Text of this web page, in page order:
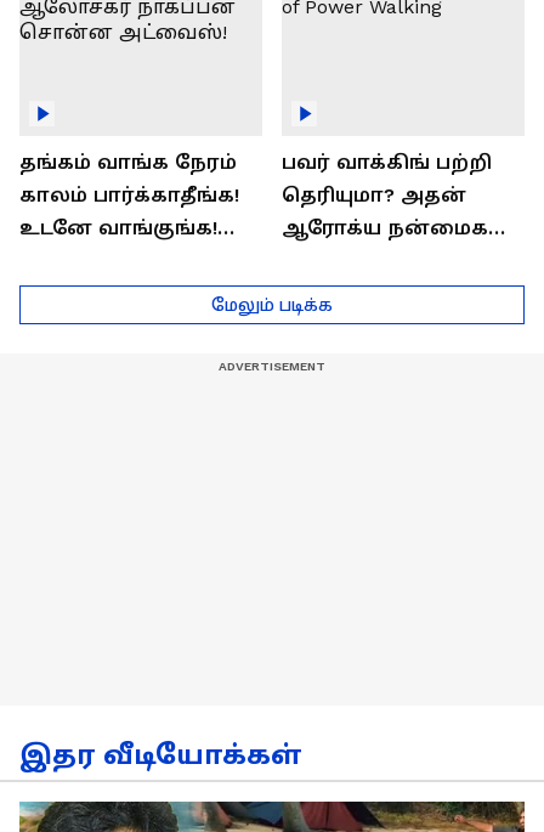
தங்கம் வாங்க நேரம்
காலம் பார்க்காதீங்க!
உடனே வாங்குங்க!
ஆலோசகர் நாகப்பன்
சொன்ன அட்வைஸ்!
பவர் வாக்கிங் பற்றி
தெரியுமா? அதன்
ஆரோக்ய நன்மைகள்
of Power Walking
மேலும் படிக்க
இதர வீடியோக்கள்